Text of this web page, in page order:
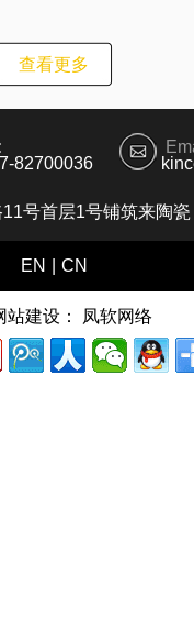
查看更多
82700036
号首层1号铺筑来陶瓷
EN CN
站建设： 凤软网络